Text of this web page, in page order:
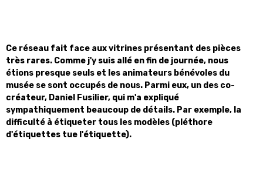
Ce réseau fait face aux vitrines présentant des pièces
très rares. Comme j'y suis allé en fin de journée, nous
étions presque seuls et les animateurs bénévoles du
musée se sont occupés de nous. Parmi eux, un des co-
créateur, Daniel Fusilier, qui m'a expliqué
sympathiquement beaucoup de détails. Par exemple, la
difficulté à étiqueter tous les modèles (pléthore
d'étiquettes tue l'étiquette).